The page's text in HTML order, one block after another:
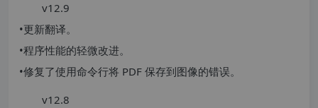
v12.9
•更新翻译。
•程序性能的轻微改进。
•修复了使用命令行将 PDF 保存到图像的错误。
v12.8